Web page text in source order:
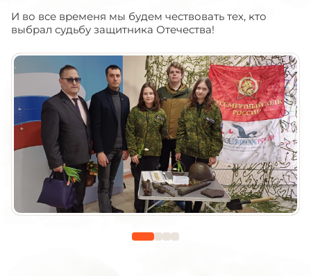
И во все временя мы будем чествовать тех, кто
выбрал судьбу защитника Отечества!